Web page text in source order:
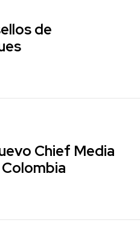
de
Chief Media